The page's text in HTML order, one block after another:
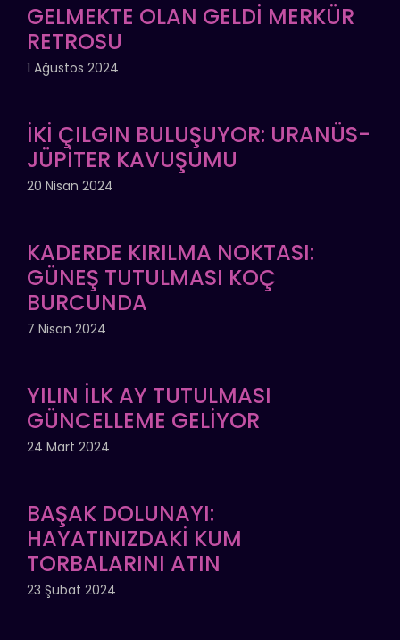
GELMEKTE OLAN GELDİ MERKÜR
RETROSU
1 Ağustos 2024
İKİ ÇILGIN BULUŞUYOR: URANÜS-
JÜPİTER KAVUŞUMU
20 Nisan 2024
KADERDE KIRILMA NOKTASI:
GÜNEŞ TUTULMASI KOÇ
BURCUNDA
7 Nisan 2024
YILIN İLK AY TUTULMASI
GÜNCELLEME GELİYOR
24 Mart 2024
BAŞAK DOLUNAYI:
HAYATINIZDAKİ KUM
TORBALARINI ATIN
23 Şubat 2024